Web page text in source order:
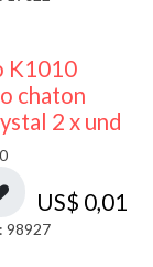
50% DESCUENTO
K1010
chaton
2 x und
US$ 0,01
98927